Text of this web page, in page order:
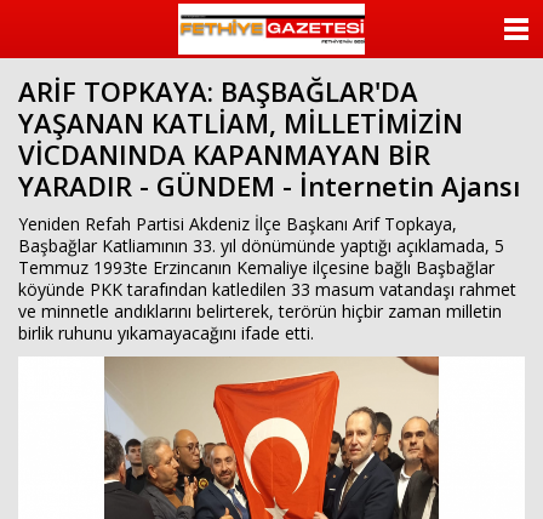
beylikdüzü
escort
bayan
beylikdüzü
escort
bayan
escort
beylikdüzü
escort
ARİF TOPKAYA: BAŞBAĞLAR'DA
YAŞANAN KATLİAM, MİLLETİMİZİN
VİCDANINDA KAPANMAYAN BİR
YARADIR - GÜNDEM - İnternetin Ajansı
Yeniden Refah Partisi Akdeniz İlçe Başkanı Arif Topkaya,
Başbağlar Katliamının 33. yıl dönümünde yaptığı açıklamada, 5
Temmuz 1993te Erzincanın Kemaliye ilçesine bağlı Başbağlar
köyünde PKK tarafından katledilen 33 masum vatandaşı rahmet
ve minnetle andıklarını belirterek, terörün hiçbir zaman milletin
birlik ruhunu yıkamayacağını ifade etti.
KATEGORİLER
YAZARLAR
FOTO GALERİ
İLETİŞİM